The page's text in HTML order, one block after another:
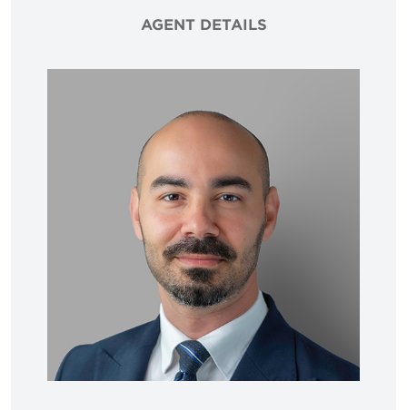
AGENT DETAILS